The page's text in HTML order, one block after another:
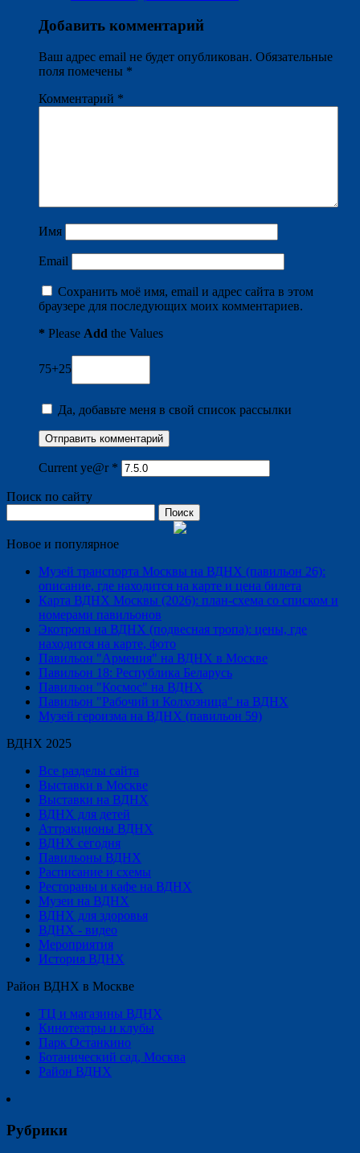
Добавить комментарий
Ваш адрес email не будет опубликован. Обязательные
поля помечены *
Комментарий *
Имя
Email
Сохранить моё имя, email и адрес сайта в этом
браузере для последующих моих комментариев.
* Please Add the Values
75+25
Да, добавьте меня в свой список рассылки
Current ye@r *
Поиск по сайту
Новое и популярное
Музей транспорта Москвы на ВДНХ (павильон 26):
описание, где находится на карте и цена билета
Карта ВДНХ Москвы (2026): план-схема со списком и
номерами павильонов
Экотропа на ВДНХ (подвесная тропа): цены, где
находится на карте, фото
Павильон "Армения" на ВДНХ в Москве
Павильон 18: Республика Беларусь
Павильон "Космос" на ВДНХ
Павильон "Рабочий и Колхозница" на ВДНХ
Музей героизма на ВДНХ (павильон 59)
ВДНХ 2025
Все разделы сайта
Выставки в Москве
Выставки на ВДНХ
ВДНХ для детей
Аттракционы ВДНХ
ВДНХ сегодня
Павильоны ВДНХ
Расписание и схемы
Рестораны и кафе на ВДНХ
Музеи на ВДНХ
ВДНХ для здоровья
ВДНХ - видео
Мероприятия
История ВДНХ
Район ВДНХ в Москве
ТЦ и магазины ВДНХ
Кинотеатры и клубы
Парк Останкино
Ботанический сад, Москва
Район ВДНХ
Рубрики